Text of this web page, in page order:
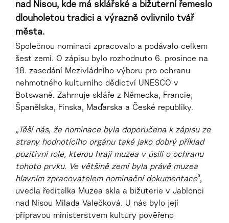
nad Nisou, kde má sklářské a bižuterní řemeslo
dlouholetou tradici a výrazně ovlivnilo tvář
města.
Společnou nominaci zpracovalo a podávalo celkem
šest zemí. O zápisu bylo rozhodnuto 6. prosince na
18. zasedání Mezivládního výboru pro ochranu
nehmotného kulturního dědictví UNESCO v
Botswaně. Zahrnuje skláře z Německa, Francie,
Španělska, Finska, Maďarska a České republiky.
„Těší nás, že nominace byla doporučena k zápisu ze
strany hodnotícího orgánu také jako dobrý příklad
pozitivní role, kterou hrají muzea v úsilí o ochranu
tohoto prvku. Ve většině zemí byla právě muzea
hlavním zpracovatelem nominační dokumentace“,
uvedla ředitelka Muzea skla a bižuterie v Jablonci
nad Nisou Milada Valečková. U nás bylo její
přípravou ministerstvem kultury pověřeno